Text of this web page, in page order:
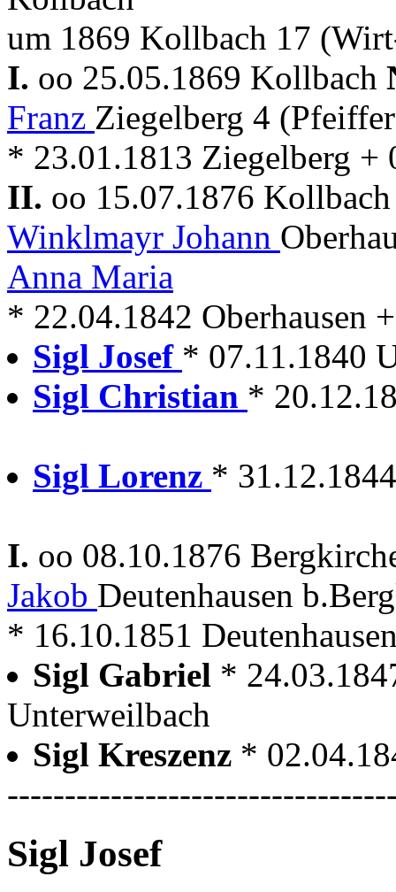
um 1869 Kollbach 17
I. oo 25.05.1869 Kollbach
Franz Ziegelberg 4
* 23.01.1813 Ziegelberg +
II. oo 15.07.1876
Winklmayr Johann
Anna Maria
* 22.04.1842 Oberhausen
Sigl Josef * 07.11.1840
Sigl Christian *
Sigl Lorenz *
I. oo 08.10.1876
Jakob Deutenhausen
* 16.10.1851
Sigl Gabriel *
Unterweilbach
Sigl Kreszenz *
Sigl Josef